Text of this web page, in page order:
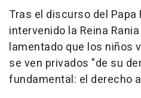
Tras el discurso del Papa
intervenido la Reina
lamentado que los niños
se ven privados "de su
fundamental: el derecho